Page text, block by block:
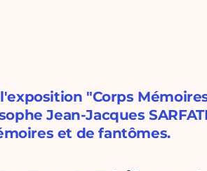
"Corps
Jean-Jacques
et de fantômes.